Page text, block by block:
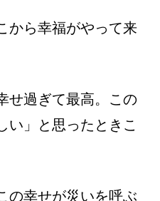
から幸福がやって来
せ過ぎて最高。この
い」と思ったときこ
の幸せが災いを呼ぶ